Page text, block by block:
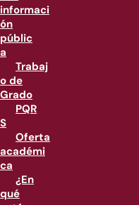
informaci
ón
públic
a
Trabaj
o de
Grado
PQR
S
Oferta
académi
ca
¿En
qué